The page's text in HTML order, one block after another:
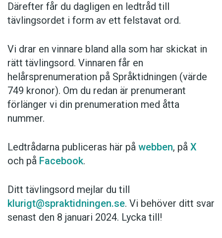
Därefter får du dagligen en ledtråd till
tävlingsordet i form av ett felstavat ord.
Vi drar en vinnare bland alla som har skickat in
rätt tävlingsord. Vinnaren får en
helårsprenumeration på Språktidningen (värde
749 kronor). Om du redan är prenumerant
förlänger vi din prenumeration med åtta
nummer.
Ledtrådarna publiceras här på webben, på X
och på Facebook.
Ditt tävlingsord mejlar du till
klurigt@spraktidningen.se. Vi behöver ditt svar
senast den 8 januari 2024. Lycka till!